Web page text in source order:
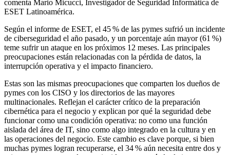
comenta Mario Micucci, Investigador de Seguridad Informática de
ESET Latinoamérica.
Según el informe de ESET, el 45 % de las pymes sufrió un incidente
de ciberseguridad el año pasado, y un porcentaje aún mayor (61 %)
teme sufrir un ataque en los próximos 12 meses. Las principales
preocupaciones están relacionadas con la pérdida de datos, la
interrupción operativa y el impacto financiero.
Estas son las mismas preocupaciones que comparten los dueños de
pymes con los CISO y los directorios de las mayores
multinacionales. Reflejan el carácter crítico de la preparación
cibernética para el negocio y explican por qué la seguridad debe
funcionar como una condición operativa: no como una función
aislada del área de IT, sino como algo integrado en la cultura y en
las operaciones del negocio. Este cambio es clave porque, si bien
muchas pymes logran recuperarse, el 34 % aún necesita entre dos y